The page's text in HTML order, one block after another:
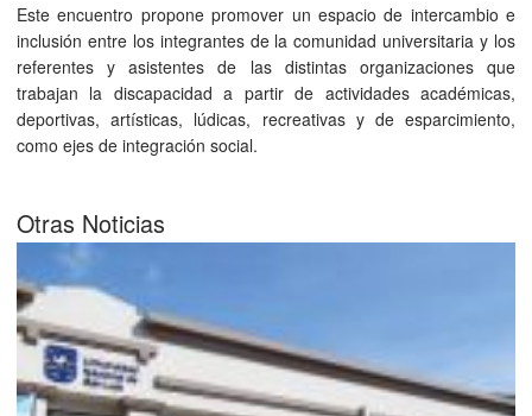
Este encuentro propone promover un espacio de intercambio e
inclusión entre los integrantes de la comunidad universitaria y los
referentes y asistentes de las distintas organizaciones que
trabajan la discapacidad a partir de actividades académicas,
deportivas, artísticas, lúdicas, recreativas y de esparcimiento,
como ejes de integración social.
Otras Noticias